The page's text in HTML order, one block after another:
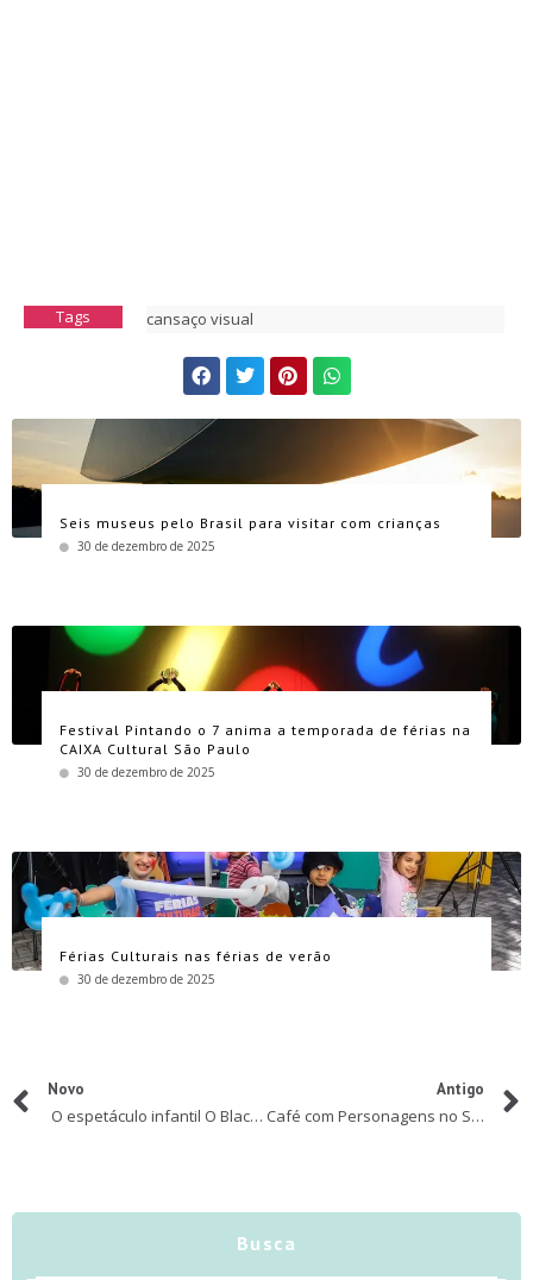
Tags cansaço visual
Seis museus pelo Brasil para visitar com crianças
30 de dezembro de 2025
Festival Pintando o 7 anima a temporada de férias na
CAIXA Cultural São Paulo
30 de dezembro de 2025
Férias Culturais nas férias de verão
30 de dezembro de 2025
Novo
O espetáculo infantil O Black Power de Akin ganha temporada no teatro do Sesc Ipiranga
Antigo
Café com Personagens no Sheraton Traz Magia e Diversão para Toda a Família
Busca